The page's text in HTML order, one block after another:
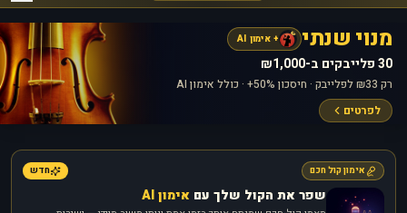
מנוי שנתי + אימון AI
30 פלייבקים ב-₪1,000
רק ₪33 לפלייבק · חיסכון 50%+ · כולל אימון AI
לפרטים
אימון קול חכם חדש
שפר את הקול שלך עם אימון AI